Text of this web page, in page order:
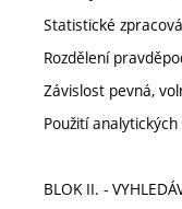
Statistické
Rozdělení
Závislost pevná,
Použití
BLOK II. -